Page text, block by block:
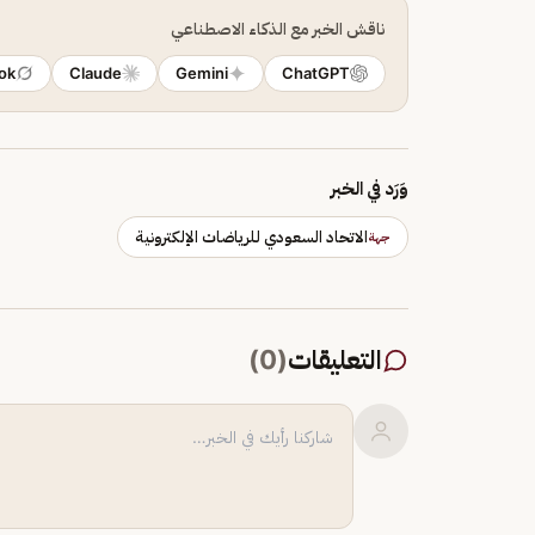
ناقش الخبر مع الذكاء الاصطناعي
ChatGPT
Gemini
Claude
وَرَد في الخبر
جهةالاتحاد السعودي للرياضات الإلكترونية
التعليقات(
0
)